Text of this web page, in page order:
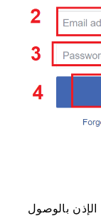
سيُطلب منك تأكيد هويتك ومنح IQ Option الإذن بالوصول